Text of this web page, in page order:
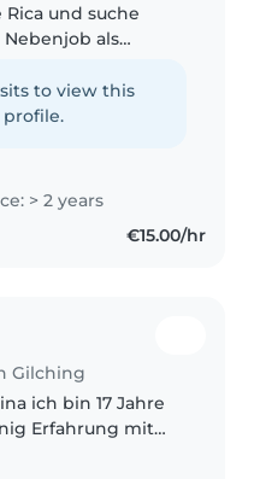
Rica und suche
als
im Kindergarten
und dort ganz viel
to view this
> 2 years
€15.00/hr
Gilching
ich bin 17 Jahre
Erfahrung mit